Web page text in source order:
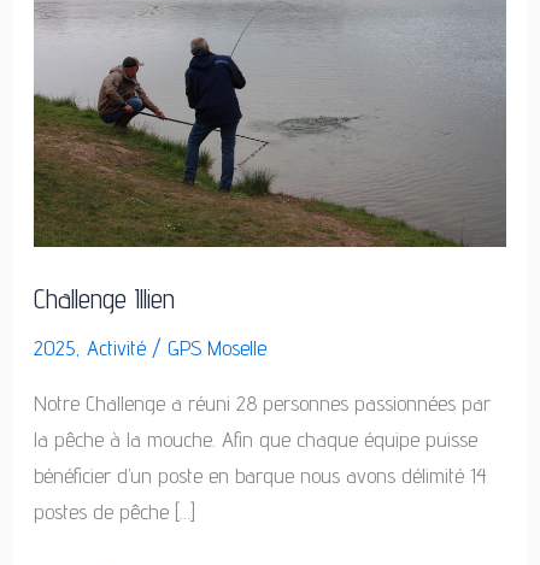
Challenge Illien
2025 ,Activité / GPS Moselle
Notre Challenge a réuni 28 personnes passionnées par
la pêche à la mouche.​ Afin que chaque équipe puisse
bénéficier d’un poste en barque nous avons délimité 14
postes de pêche […]